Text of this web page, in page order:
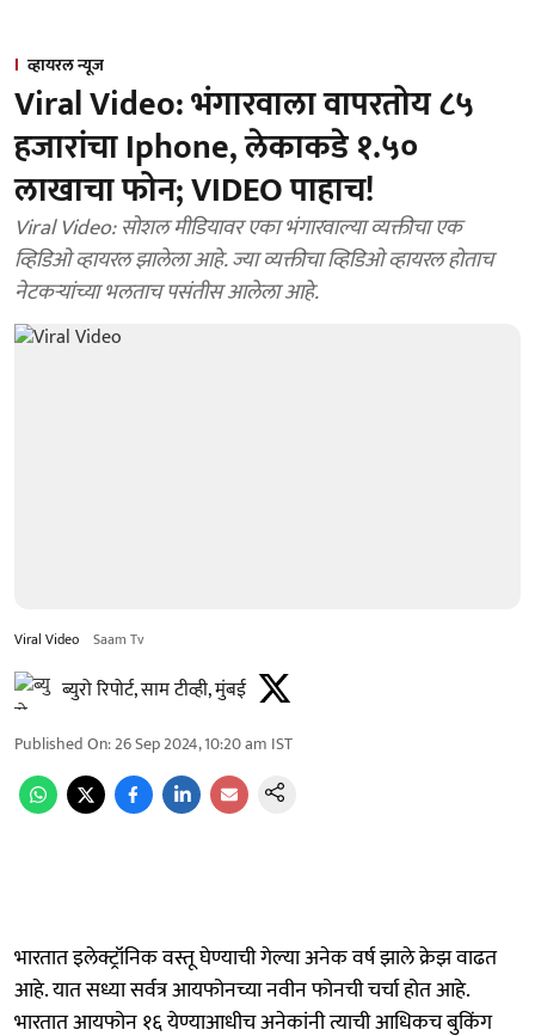
व्हायरल न्यूज
Viral Video: भंगारवाला वापरतोय ८५
हजारांचा Iphone, लेकाकडे १.५०
लाखाचा फोन; VIDEO पाहाच!
Viral Video: सोशल मीडियावर एका भंगारवाल्या व्यक्तीचा एक
व्हिडिओ व्हायरल झालेला आहे. ज्या व्यक्तीचा व्हिडिओ व्हायरल होताच
नेटकऱ्यांच्या भलताच पसंतीस आलेला आहे.
Viral Video Saam Tv
ब्युरो रिपोर्ट, साम टीव्ही, मुंबई
Published On:26 Sep 2024, 10:20 am IST
भारतात इलेक्ट्रॉनिक वस्तू घेण्याची गेल्या अनेक वर्ष झाले क्रेझ वाढत
आहे. यात सध्या सर्वत्र आयफोनच्या नवीन फोनची चर्चा होत आहे.
भारतात आयफोन १६ येण्याआधीच अनेकांनी त्याची आधिकच बुकिंग